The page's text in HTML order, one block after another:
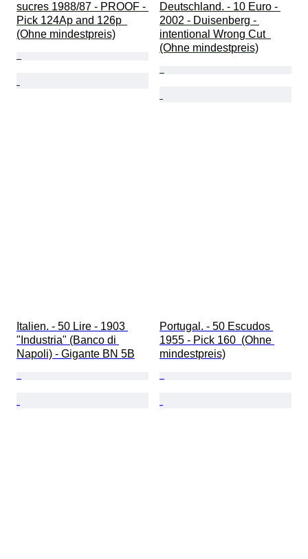
sucres 1988/87 - PROOF -
Pick 124Ap and 126p
(Ohne mindestpreis)
Deutschland. - 10 Euro -
2002 - Duisenberg -
intentional Wrong Cut
(Ohne mindestpreis)
Italien. - 50 Lire - 1903
"Industria" (Banco di
Napoli) - Gigante BN 5B
Portugal. - 50 Escudos
1955 - Pick 160  (Ohne
mindestpreis)